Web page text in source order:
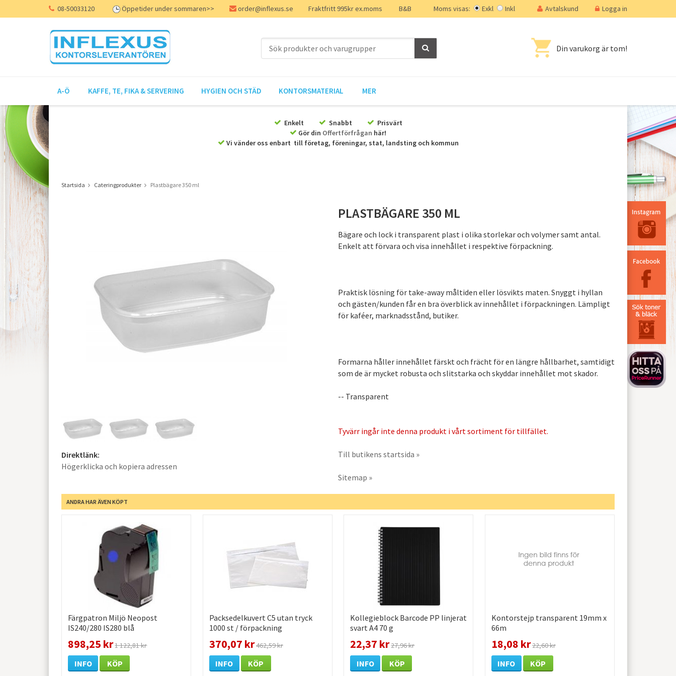
08-50033120 Öppetider under sommaren>> order@inflexus.se Fraktfritt 995kr ex.moms B&B Avtalskund Logga in
Moms visas: Exkl Inkl
Din varukorg är tom!
A-Ö KAFFE, TE, FIKA & SERVERING HYGIEN OCH STÄD KONTORSMATERIAL MER
Enkelt Snabbt
Prisvärt
Gör din Offertförfrågan här!
Vi vänder oss enbart till företag, föreningar, stat, landsting och kommun
Startsida Cateringprodukter Plastbägare 350 ml
PLASTBÄGARE 350 ML
Bägare och lock i transparent plast i olika storlekar och volymer samt antal.
Enkelt att förvara och visa innehållet i respektive förpackning.
Praktisk lösning för take-away måltiden eller lösvikts maten. Snyggt i hyllan
och gästen/kunden får en bra överblick av innehållet i förpackningen. Lämpligt
för kaféer, marknadsstånd, butiker.
Formarna håller innehållet färskt och frächt för en längre hållbarhet, samtidigt
som de är mycket robusta och slitstarka och skyddar innehållet mot skador.
-- Transparent
Tyvärr ingår inte denna produkt i vårt sortiment för tillfället.
Till butikens startsida »
Sitemap »
Direktlänk:
Högerklicka och kopiera adressen
ANDRA HAR ÄVEN KÖPT
Färgpatron Miljö Neopost
IS240/280 IS280 blå
898,25 kr1 122,81 kr
INFO KÖP
Packsedelkuvert C5 utan tryck
1000 st / förpackning
370,07 kr462,59 kr
INFO KÖP
Kollegieblock Barcode PP linjerat
svart A4 70 g
22,37 kr27,96 kr
INFO KÖP
Kontorstejp transparent 19mm x
66m
18,08 kr22,60 kr
INFO KÖP